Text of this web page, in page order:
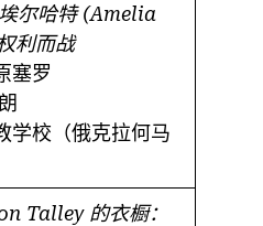
尔哈特 (Amelia
利而战
塞罗
学校（俄克拉何马
Talley 的衣橱：